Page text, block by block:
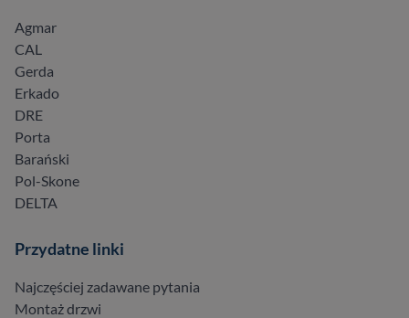
Agmar
CAL
Gerda
Erkado
DRE
Porta
Barański
Pol-Skone
DELTA
Przydatne linki
Najczęściej zadawane pytania
Montaż drzwi